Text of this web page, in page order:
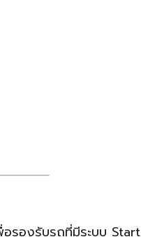
อรองรับรถที่มีระบบ Start